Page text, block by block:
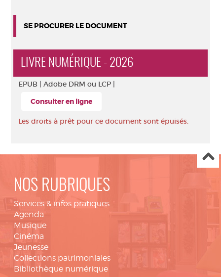
SE PROCURER LE DOCUMENT
LIVRE NUMÉRIQUE - 2026
EPUB | Adobe DRM ou LCP |
Consulter en ligne
Les droits à prêt pour ce document sont épuisés.
NOS RUBRIQUES
Services & infos pratiques
Agenda
Musique
Cinéma
Jeunesse
Collections patrimoniales
Bibliothèque numérique